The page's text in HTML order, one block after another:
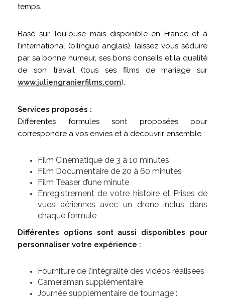
temps.
Basé sur Toulouse mais disponible en France et à
l’international (bilingue anglais), laissez vous séduire
par sa bonne humeur, ses bons conseils et la qualité
de son travail (tous ses films de mariage sur
www.juliengranierfilms.com).
Services proposés :
Différentes formules sont proposées pour
correspondre à vos envies et à découvrir ensemble :
Film Cinématique de 3 à 10 minutes
Film Documentaire de 20 à 60 minutes
Film Teaser d’une minute
Enregistrement de votre histoire et Prises de
vues aériennes avec un drone inclus dans
chaque formule
Différentes options sont aussi disponibles pour
personnaliser votre expérience :
Fourniture de l’intégralité des vidéos réalisées
Cameraman supplémentaire
Journée supplémentaire de tournage :